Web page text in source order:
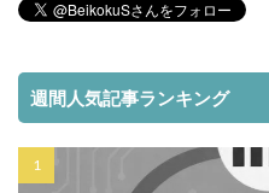
週間人気記事ランキング